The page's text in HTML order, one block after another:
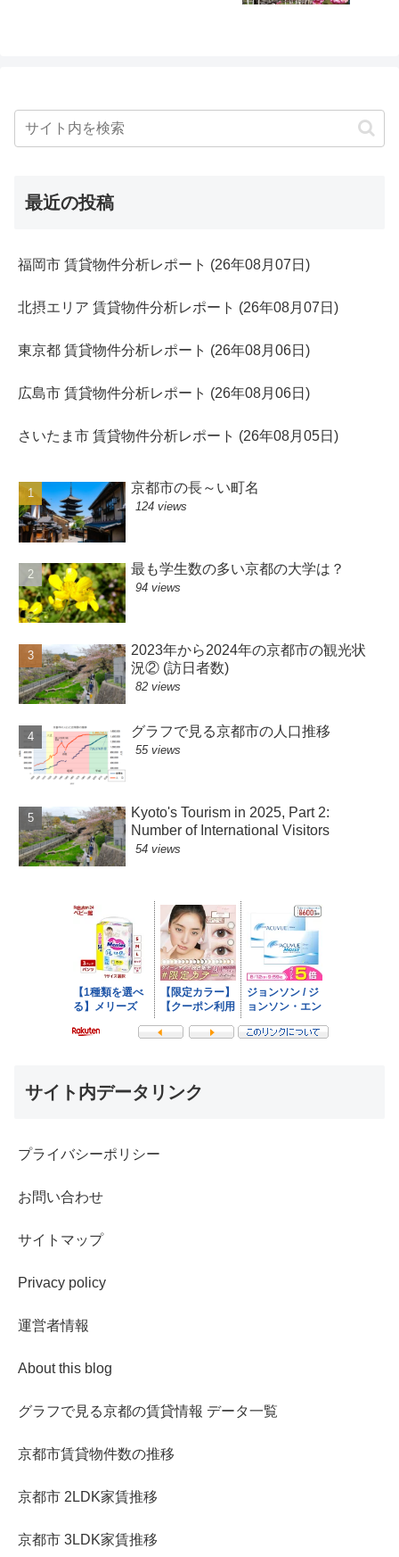
最近の投稿
福岡市 賃貸物件分析レポート (26年08月07日)
北摂エリア 賃貸物件分析レポート (26年08月07日)
東京都 賃貸物件分析レポート (26年08月06日)
広島市 賃貸物件分析レポート (26年08月06日)
さいたま市 賃貸物件分析レポート (26年08月05日)
京都市の長～い町名
124 views
最も学生数の多い京都の大学は？
94 views
2023年から2024年の京都市の観光状
況② (訪日者数)
82 views
グラフで見る京都市の人口推移
55 views
Kyoto's Tourism in 2025, Part 2:
Number of International Visitors
54 views
サイト内データリンク
プライバシーポリシー
お問い合わせ
サイトマップ
Privacy policy
運営者情報
About this blog
グラフで見る京都の賃貸情報 データ一覧
京都市賃貸物件数の推移
京都市 2LDK家賃推移
京都市 3LDK家賃推移